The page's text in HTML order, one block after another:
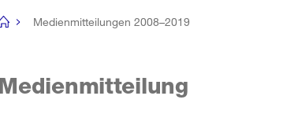
Medienmitteilungen 2008–2019